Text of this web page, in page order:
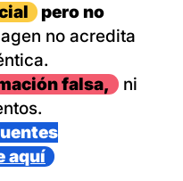
pero no
no acredita
falsa,
ni
aquí